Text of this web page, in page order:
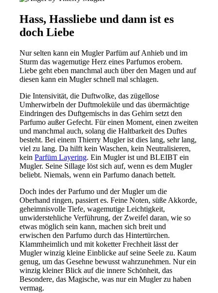
Hass, Hassliebe und dann ist es
doch Liebe
Nur selten kann ein Mugler Parfüm auf Anhieb und im
Sturm das wagemutige Herz eines Parfumos erobern.
Liebe geht eben manchmal auch über den Magen und auf
diesen kann ein Mugler schnell mal schlagen.
Die Intensivität, die Duftwolke, das zügellose
Umherwirbeln der Duftmoleküle und das übermächtige
Eindringen des Duftgemischs in das Gehirn setzt den
Parfumo außer Gefecht. Für einen Moment, einen zweiten
und manchmal auch, solang die Haltbarkeit des Duftes
besteht. Bei einem Thierry Mugler ist dies lang, sehr lang,
viel zu lang. Da hilft kein Waschen, kein Neutralisieren,
keinParfüm Layering. Ein Mugler ist und BLEIBT ein
Mugler. Seine Sillage löst sich auf, wenn es dem Mugler
beliebt. Niemals, wenn ein Parfumo danach bettelt.
Doch indes der Parfumo und der Mugler um die
Oberhand ringen, passiert es. Feine Noten, süße Akkorde,
geheimnisvolle Tiefe, wagemutige Leichtigkeit,
unwiderstehliche Verführung, der Zweifel daran, wie so
etwas möglich sein kann, machen sich breit und
erwischen den Parfumo durch das Hintertürchen.
Klammheimlich und mit koketter Frechheit lässt der
Mugler winzig kleine Einblicke auf seine Seele zu. Kaum
genug, um das Gesehne bewusst wahrzunehmen. Nur ein
winzig kleiner Blick auf die innere Schönheit, das
Besondere, das Magische, was nur ein Mugler zu haben
vermag.